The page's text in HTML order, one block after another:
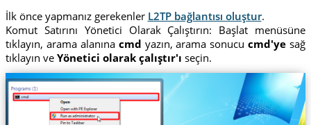
İlk önce yapmanız gerekenler L2TP bağlantısı oluştur.
Komut Satırını Yönetici Olarak Çalıştırın: Başlat menüsüne
tıklayın, arama alanına cmd yazın, arama sonucucmd'ye sağ
tıklayın ve Yönetici olarak çalıştır'ı seçin.